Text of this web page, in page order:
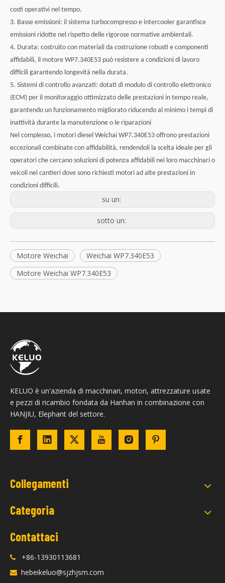
costi operativi nel tempo.
3. Basse emissioni: il sistema turbocompresso e intercooler garantisce
emissioni ridotte nel rispetto delle rigorose normative ambientali.
4. Durata: costruito con materiali da costruzione robusti e componenti
affidabili, il motore WP7.340E53 può resistere a condizioni di lavoro
difficili garantendo longevità nella durata.
5. Sistemi di controllo avanzati: dotati di modulo di controllo elettronico
(ECM) per il monitoraggio ottimizzato delle prestazioni in tempo reale,
garantendo un funzionamento migliorato riducendo al minimo i tempi di
inattività durante la manutenzione o le riparazioni
Nel complesso, i motori diesel Weichai WP7.340E53 offrono prestazioni
eccezionali combinate con affidabilità, rendendoli la scelta ideale per gli
operatori che cercano soluzioni di potenza affidabili nei loro macchinari o
veicoli nei cantieri dove sono richiesti motori ad alte prestazioni in
condizioni difficili.
su un:
sotto un:
Motore Weichai
Weichai WP7.340E53
Motore Weichai WP7.340E53
KELUO è un'azienda di macchinari, motori, attrezzature usate
e pezzi di ricambio fondata da Hanhan in combinazione con
HANJIU, Elephant del settore.
Collegamenti
Categoria
Contattaci
 +86-13930113681
 hebeikeluo@sjzhjsm.com